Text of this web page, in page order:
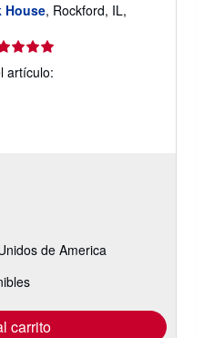
House, Rockford, IL,
artículo:
de America
carrito